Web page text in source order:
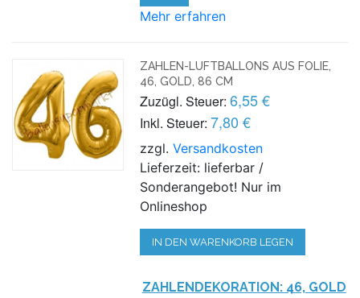
Mehr erfahren
ZAHLEN-LUFTBALLONS AUS FOLIE,
46, GOLD, 86 CM
Zuzügl. Steuer: 6,55 €
Inkl. Steuer: 7,80 €
zzgl.Versandkosten
Lieferzeit: lieferbar /
Sonderangebot! Nur im
Onlineshop
IN DEN WARENKORB LEGEN
ZAHLENDEKORATION: 46, GOLD